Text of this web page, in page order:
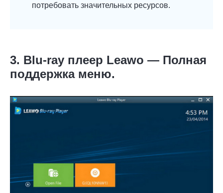
потребовать значительных ресурсов.
3. Blu-ray плеер Leawo — Полная
поддержка меню.